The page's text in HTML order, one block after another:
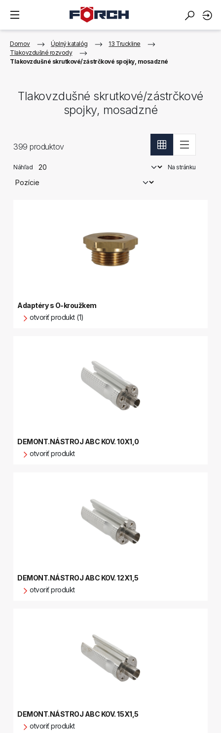
Domov Úplný katalóg
13 Truckline
Tlakovzdušné rozvody
Tlakovzdušné skrutkové/zástrčkové spojky, mosadzné
Tlakovzdušné skrutkové/zástrčkové
spojky, mosadzné
399 produktov
Náhľad Na stránku
Adaptéry s O-kroužkem
otvoriť produkt (1)
DEMONT.NÁSTROJ ABC KOV. 10X1,0
otvoriť produkt
DEMONT.NÁSTROJ ABC KOV. 12X1,5
otvoriť produkt
DEMONT.NÁSTROJ ABC KOV. 15X1,5
otvoriť produkt